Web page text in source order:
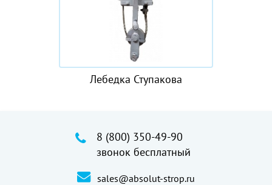
Лебедка Ступакова
8 (800) 350-49-90
звонок бесплатный
sales@absolut-strop.ru